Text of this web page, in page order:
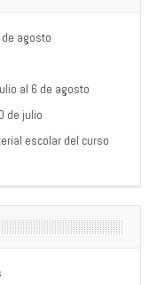
agosto
al 6 de agosto
de julio
escolar del curso